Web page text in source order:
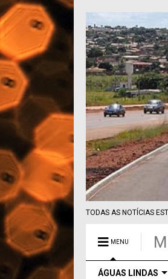
TODAS AS NOTÍCIAS
MENU
ÁGUAS LINDAS